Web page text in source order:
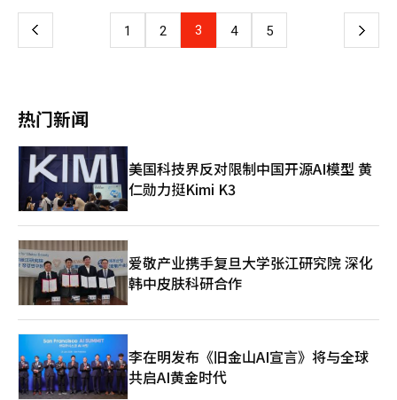
应对市场变化。如果韩国在制造业AX上取得成功，将不再是仅仅
出口产品的国家，而是能够出口工厂运营方式、产业运营系统和AI
和投资者是国家竞争力的核心。美国硅谷强大的原因并不是因为美
欧洲、东南亚和中东的人才在美国的大学、企业和初创生态系统中
创造了创新。韩国也必须提出同样的问题：世界的年轻人才是否愿
意来到韩国学习、研究、创业和生活？如果无法回答这个问题，在
AI时代的竞争中将难以持久。 幸运的是，韩国拥有强大的文化资
产。K-POP、K-Drama、K-食品、K-美容、K-内容已经融入全球
日常生活。曾几何时，韩国是一个向世界销售产品的国家，但现在
已成为一个文化、感官和生活方式的出口国。然而，文化的流行不
应停留在短暂的现象上，而应与人才引进战略相结合。学习韩语的
外国年轻人应该能够在韩国大学学习AI和半导体。观看韩国电视剧
而向往韩国的年轻人，应该能够在韩国的初创企业工作，在韩国的
研究所研究，在韩国的企业开拓全球市场。必须打开从文化强国到
人才强国的道路。 为此，需要进行制度改革。必须改变签证制
度，创造外国研究人员和工程师能够长期定居的环境。需要一个英
语和韩语共存的研究生态系统，稳定的生活环境，包括子女教育和
居住，能够接纳有能力的外国人才的企业文化。韩国如果停留在单
导力和客户锁定效应。 - Lemon Healthcare因去年结束实损24建
设项目而出现营业亏损，但预计今年将因维护和API使用费等重复
收入的增长，实现销售额242亿韩元（同比增长51.6%），营业利
决定进行2对1股票合并……8月11日新股上市 ▷Softcen 1优先
地发生工人死亡事故 ▷TS投资，因股票合并自5日起停止交易 ▷
韩国BTB，因股票合并自4日起停止交易 ◆基金动态（截至29日，
不包括ETF） ▷国内股票型：-249亿韩元 ▷海外股票型：+24亿
韩元 ◆今日（2日）主要日程 ▷韩国：消费者物价指数（5月） ▷
月）※ 本报道经人工智能（AI）系统翻译与编辑。
行官接触。若英伟达掌握AI芯片设计和软件生态系统，台湾则具备
连接生产、封装和服务器制造的核心基础，双方的利益关系相互交
面，正式展开访问日程。 联合新闻社报道，此次聚会将有崔泰源
SK集团会长、郭光茂LG集团会长、理解真NAVER董事长出席。现
定，我们将再次确认人数后进行最终预定。” 业界关注此次会晤
可能讨论AI半导体合作，以及在机器人和物理AI领域扩大合作的方
案。也有观点认为，去年10月引发关注的所谓“伙伴聚会”可能会
再次出现。 此外，黄仁勋还将作为投球嘉宾出席在首尔蚕室棒球
场举行的斗山熊队主场比赛，并计划在新罗酒店与国内企业家举行
座谈会。 在访问韩国之前，黄仁勋当天下午将在GTC台北进行主
题演讲，晚上将在当地餐厅与韩国主要企业相关人士举行“韩国合
作伙伴之夜”晚宴。 此次晚宴将有三星电子内存事业部副总裁金
在俊、SK海力士首席执行官郭诺正、LG科学园副总裁郑秀焕、
NAVER云首席执行官金裕元等人出席。 ※ 本报道经人工智能
（AI）系统翻译与编辑。
上 1 2 3 4 5 下
热门新闻
美国科技界反对限制中国开源AI模型 黄
仁勋力挺Kimi K3
爱敬产业携手复旦大学张江研究院 深化
韩中皮肤科研合作
李在明发布《旧金山AI宣言》将与全球
共启AI黄金时代